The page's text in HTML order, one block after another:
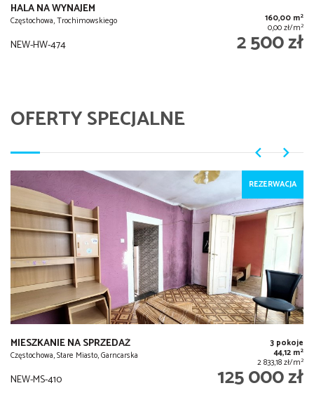
HALA NA WYNAJEM
Częstochowa, Trochimowskiego 160,00 m2
0,00 zł/m2
NEW-HW-474 2 500 zł
OFERTY SPECJALNE
REZERWACJA
MIESZKANIE NA SPRZEDAŻ
Częstochowa, Stare Miasto, Garncarska
3 pokoje
44,12 m2
2 833,18 zł/m2
NEW-MS-410 125 000 zł